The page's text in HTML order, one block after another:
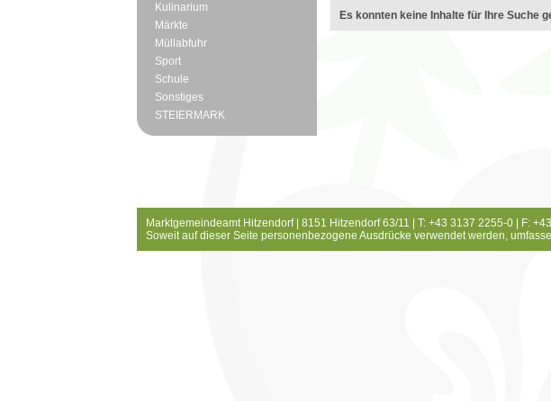
Kulinarium
Märkte
Müllabfuhr
Sport
Schule
Sonstiges
STEIERMARK
Es konnten keine Inhalte für Ihre Suche
Marktgemeindeamt Hitzendorf | 8151 Hitzendorf 63/11 | T: +43 3137 2255-0 | F:
Soweit auf dieser Seite personenbezogene Ausdrücke verwendet werden,